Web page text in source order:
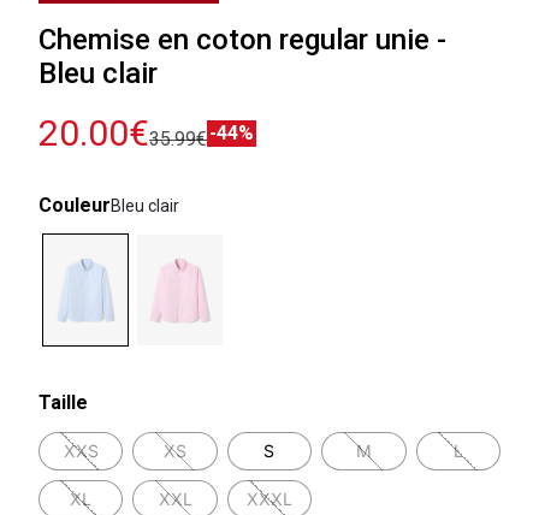
Chemise en coton regular unie -
Bleu clair
20.00€35.99€-44%
CouleurBleu clair
Taille
XXS XS S M L
XL XXL XXXL